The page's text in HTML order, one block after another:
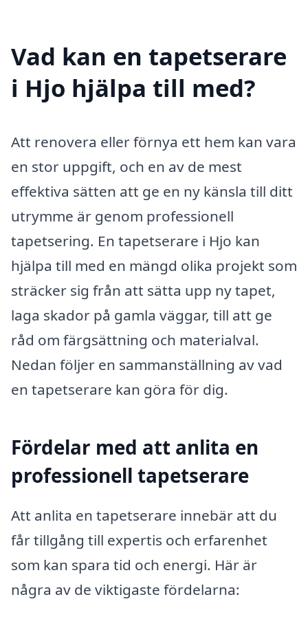
Vad kan en tapetserare
i Hjo hjälpa till med?
Att renovera eller förnya ett hem kan vara
en stor uppgift, och en av de mest
effektiva sätten att ge en ny känsla till ditt
utrymme är genom professionell
tapetsering. En tapetserare i Hjo kan
hjälpa till med en mängd olika projekt som
sträcker sig från att sätta upp ny tapet,
laga skador på gamla väggar, till att ge
råd om färgsättning och materialval.
Nedan följer en sammanställning av vad
en tapetserare kan göra för dig.
Fördelar med att anlita en
professionell tapetserare
Att anlita en tapetserare innebär att du
får tillgång till expertis och erfarenhet
som kan spara tid och energi. Här är
några av de viktigaste fördelarna: